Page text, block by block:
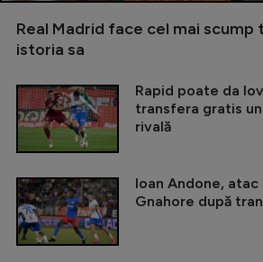
Real Madrid face cel mai scump
istoria sa
Rapid poate da
transfera gratis
rivală
Ioan Andone, atac
Gnahore după